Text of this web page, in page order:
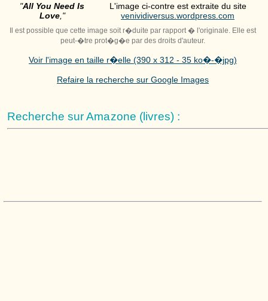
"All You Need Is
Love,"
L'image ci-contre est extraite du site
venividiversus.wordpress.com
Il est possible que cette image soit r�duite par rapport � l'originale. Elle est
peut-�tre prot�g�e par des droits d'auteur.
Voir l'image en taille r�elle (390 x 312 - 35 ko�-�jpg)
Refaire la recherche sur Google Images
Recherche sur Amazone (livres) :